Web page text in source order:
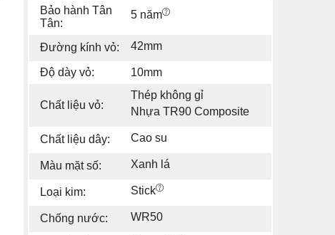
Bảo hành Tân
Tân:
5 năm
Đường kính vỏ: 42mm
Độ dày vỏ: 10mm
Chất liệu vỏ:
Thép không gỉ
Nhựa TR90 Composite
Chất liệu dây: Cao su
Màu mặt số: Xanh lá
Loại kim: Stick
Chống nước: WR50